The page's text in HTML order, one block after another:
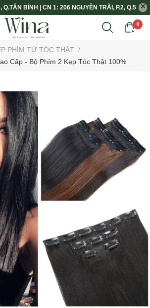
Q.TÂN BÌNH | CN 1: 206 NGUYỄN TRÃI, P.2, Q.5
0
PHÍM TỪ TÓC THẬT /
Cấp - Bộ Phím 2 Kẹp Tóc Thật 100%